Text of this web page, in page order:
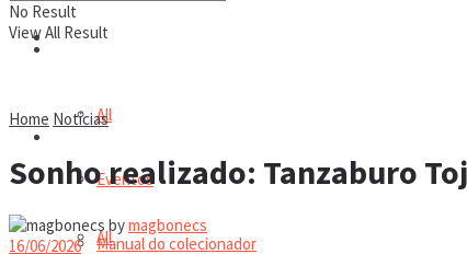
Reviews
All
All
Eventos
Manual do colecionador
No Result
View All Result
Home Notícias
Sonho realizado: Tanzaburo
bymagbonecs
16/06/2026